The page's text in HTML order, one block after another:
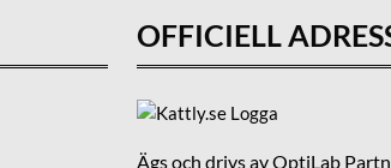
OFFICIELL
Ägs och drivs av OptiLab